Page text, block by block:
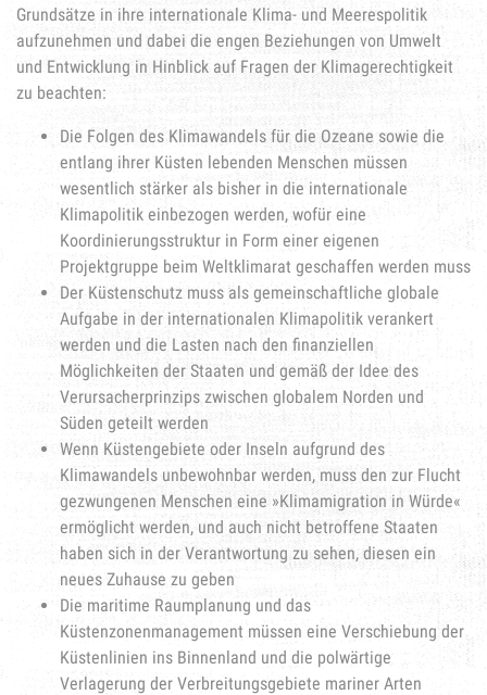
Grundsätze in ihre internationale Klima- und Meerespolitik
aufzunehmen und dabei die engen Beziehungen von Umwelt
und Entwicklung in Hinblick auf Fragen der Klimagerechtigkeit
zu beachten:
Die Folgen des Klimawandels für die Ozeane sowie die
entlang ihrer Küsten lebenden Menschen müssen
wesentlich stärker als bisher in die internationale
Klimapolitik einbezogen werden, wofür eine
Koordinierungsstruktur in Form einer eigenen
Projektgruppe beim Weltklimarat geschaffen werden muss
Der Küstenschutz muss als gemeinschaftliche globale
Aufgabe in der internationalen Klimapolitik verankert
werden und die Lasten nach den finanziellen
Möglichkeiten der Staaten und gemäß der Idee des
Verursacherprinzips zwischen globalem Norden und
Süden geteilt werden
Wenn Küstengebiete oder Inseln aufgrund des
Klimawandels unbewohnbar werden, muss den zur Flucht
gezwungenen Menschen eine »Klimamigration in Würde«
ermöglicht werden, und auch nicht betroffene Staaten
haben sich in der Verantwortung zu sehen, diesen ein
neues Zuhause zu geben
Die maritime Raumplanung und das
Küstenzonenmanagement müssen eine Verschiebung der
Küstenlinien ins Binnenland und die polwärtige
Verlagerung der Verbreitungsgebiete mariner Arten